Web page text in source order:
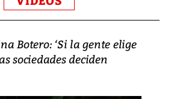
Botero: ‘Si la gente elige
sociedades deciden